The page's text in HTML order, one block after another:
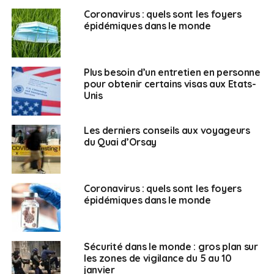
Afin d’être inscrit sur la liste électorale consulaire,
cochez la case correspondante. La confirmation de
votre adresse mail vous sera alors demandée.
Faites parvenir les pièces justificatives.
Téléchargez votre titre d’identité et de nationalité
française, votre justificatif de résidence et votre
photographie d’identité.
Validez votre demande.
Si vous êtes déjà
inscrit au Registre des
Français établis hors
Coronavirus : quels sont les foyers
épidémiques dans le monde
Plus besoin d’un entretien en personne
pour obtenir certains visas aux Etats-
Unis
Les derniers conseils aux voyageurs
du Quai d’Orsay
Coronavirus : quels sont les foyers
épidémiques dans le monde
Sécurité dans le monde : gros plan sur
les zones de vigilance du 5 au 10
janvier